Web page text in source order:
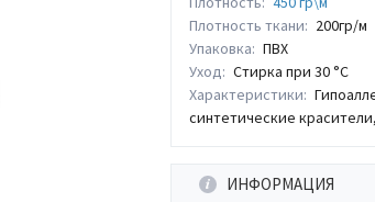
Плотность ткани: 200гр/м
Упаковка: ПВХ
Уход: Стирка при 30 °С
Характеристики:
синтетические
ИНФОРМАЦИЯ